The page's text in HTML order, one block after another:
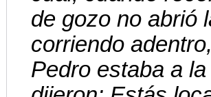
de gozo no abrió
corriendo
Pedro estaba a